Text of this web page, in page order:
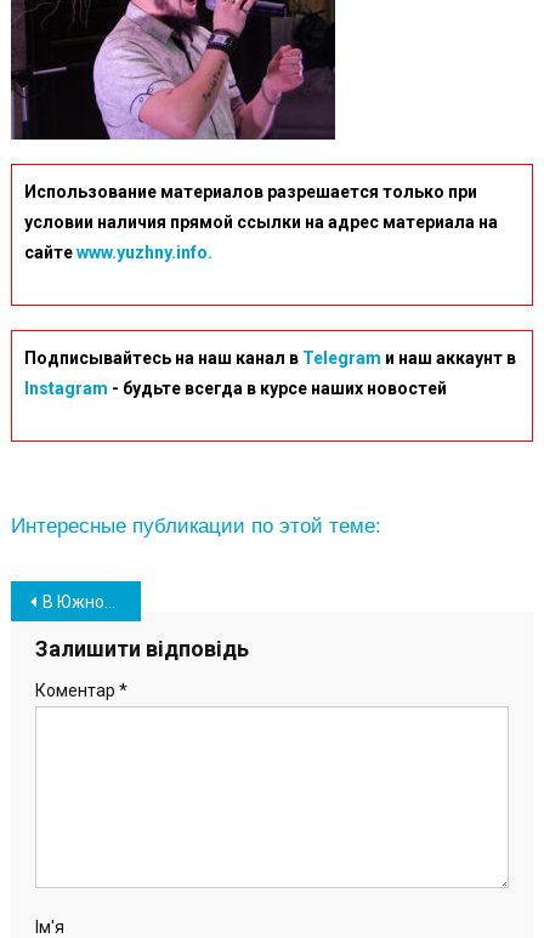
Использование материалов разрешается только при
условии наличия прямой ссылки на адрес материала на
сайтеwww.yuzhny.info.
Подписывайтесь на наш канал в Telegram и наш аккаунт в
Instagram - будьте всегда в курсе наших новостей
Интересные публикации по этой теме:
Навігація
записів
В Южном состоялось праздничное мероприятие по случаю Дня влюбленных (видео, фото)
Залишити відповідь
Коментар *
Ім'я